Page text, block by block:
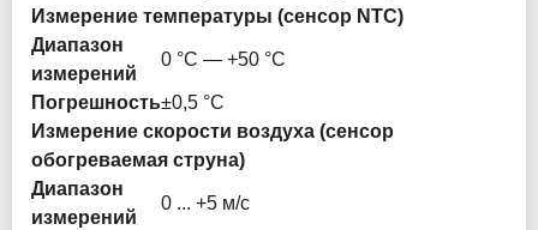
Измерение температуры (сенсор NTC)
Диапазон
измерений
0 °C — +50 °C
Погрешность±0,5 °C
Измерение скорости воздуха (сенсор
обогреваемая струна)
Диапазон
измерений
0 ... +5 м/с